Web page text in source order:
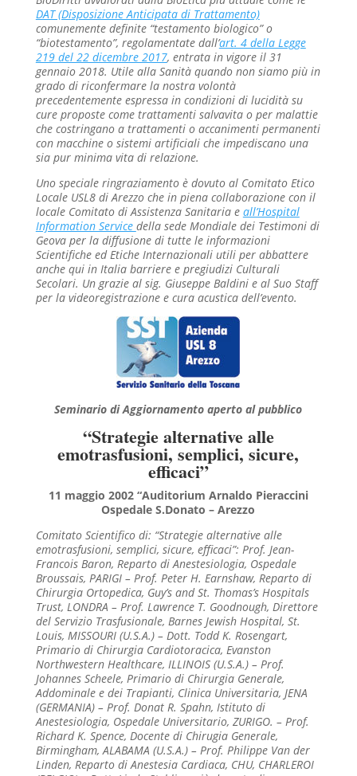
DAT (Disposizione Anticipata di Trattamento)
comunemente definite “testamento biologico” o
“biotestamento”, regolamentate dall’art. 4 della Legge
219 del 22 dicembre 2017, entrata in vigore il 31
gennaio 2018. Utile alla Sanità quando non siamo più in
grado di riconfermare la nostra volontà
precedentemente espressa in condizioni di lucidità su
cure proposte come trattamenti salvavita o per malattie
che costringano a trattamenti o accanimenti permanenti
con macchine o sistemi artificiali che impediscano una
sia pur minima vita di relazione.
Uno speciale ringraziamento è dovuto al Comitato Etico
Locale USL8 di Arezzo che in piena collaborazione con il
locale Comitato di Assistenza Sanitaria e all’Hospital
Information Service della sede Mondiale dei Testimoni di
Geova per la diffusione di tutte le informazioni
Scientifiche ed Etiche Internazionali utili per abbattere
anche qui in Italia barriere e pregiudizi Culturali
Secolari. Un grazie al sig. Giuseppe Baldini e al Suo Staff
per la videoregistrazione e cura acustica dell’evento.
Seminario di Aggiornamento aperto al pubblico
“Strategie alternative alle
emotrasfusioni, semplici, sicure,
efficaci”
11 maggio 2002 “Auditorium Arnaldo Pieraccini
Ospedale S.Donato – Arezzo
Comitato Scientifico di: “Strategie alternative alle
emotrasfusioni, semplici, sicure, efficaci”: Prof. Jean-
Francois Baron, Reparto di Anestesiologia, Ospedale
Broussais, PARIGI – Prof. Peter H. Earnshaw, Reparto di
Chirurgia Ortopedica, Guy’s and St. Thomas’s Hospitals
Trust, LONDRA – Prof. Lawrence T. Goodnough, Direttore
del Servizio Trasfusionale, Barnes Jewish Hospital, St.
Louis, MISSOURI (U.S.A.) – Dott. Todd K. Rosengart,
Primario di Chirurgia Cardiotoracica, Evanston
Northwestern Healthcare, ILLINOIS (U.S.A.) – Prof.
Johannes Scheele, Primario di Chirurgia Generale,
Addominale e dei Trapianti, Clinica Universitaria, JENA
(GERMANIA) – Prof. Donat R. Spahn, Istituto di
Anestesiologia, Ospedale Universitario, ZURIGO. – Prof.
Richard K. Spence, Docente di Chirugia Generale,
Birmingham, ALABAMA (U.S.A.) – Prof. Philippe Van der
Linden, Reparto di Anestesia Cardiaca, CHU, CHARLEROI